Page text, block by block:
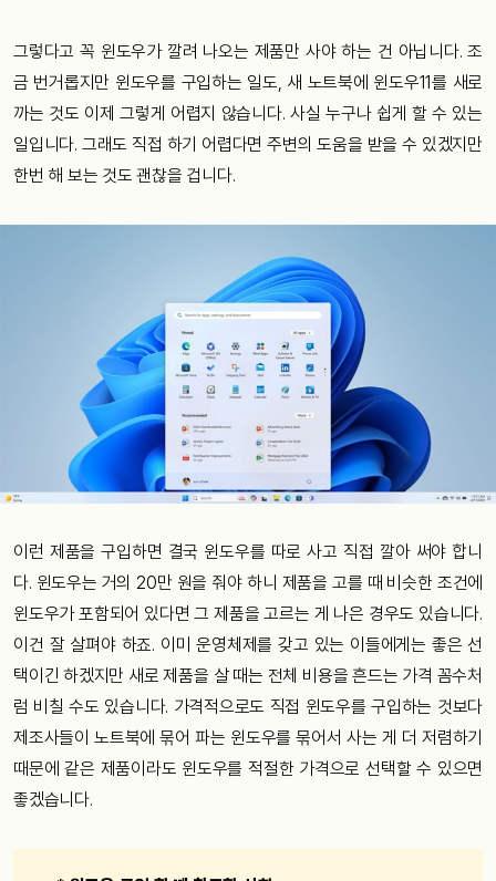
그렇다고 꼭 윈도우가 깔려 나오는 제품만 사야 하는 건 아닙니다. 조
금 번거롭지만 윈도우를 구입하는 일도, 새 노트북에 윈도우11를 새로
까는 것도 이제 그렇게 어렵지 않습니다. 사실 누구나 쉽게 할 수 있는
일입니다. 그래도 직접 하기 어렵다면 주변의 도움을 받을 수 있겠지만
한번 해 보는 것도 괜찮을 겁니다.
이런 제품을 구입하면 결국 윈도우를 따로 사고 직접 깔아 써야 합니
다. 윈도우는 거의 20만 원을 줘야 하니 제품을 고를 때 비슷한 조건에
윈도우가 포함되어 있다면 그 제품을 고르는 게 나은 경우도 있습니다.
이건 잘 살펴야 하죠. 이미 운영체제를 갖고 있는 이들에게는 좋은 선
택이긴 하겠지만 새로 제품을 살 때는 전체 비용을 흔드는 가격 꼼수처
럼 비칠 수도 있습니다. 가격적으로도 직접 윈도우를 구입하는 것보다
제조사들이 노트북에 묶어 파는 윈도우를 묶어서 사는 게 더 저렴하기
때문에 같은 제품이라도 윈도우를 적절한 가격으로 선택할 수 있으면
좋겠습니다.